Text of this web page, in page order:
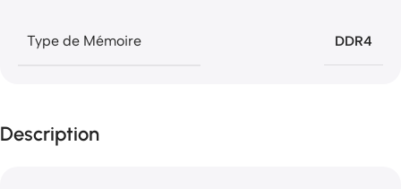
Type de Mémoire DDR4
Description